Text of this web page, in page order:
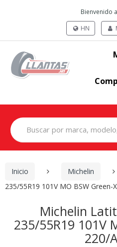
Bienvenido
HN
Search
for:
Inicio Michelin
235/55R19 101V MO BSW Green-
Michelin
235/55R19 101V
220/